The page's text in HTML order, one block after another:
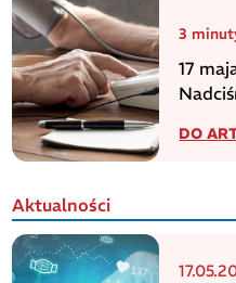
3
17
DO
Aktualności